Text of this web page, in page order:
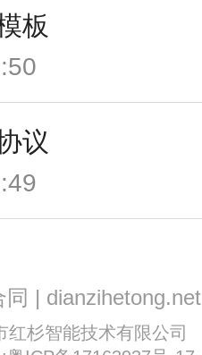
板
议
同 | dianzihetong.net
红杉智能技术有限公司